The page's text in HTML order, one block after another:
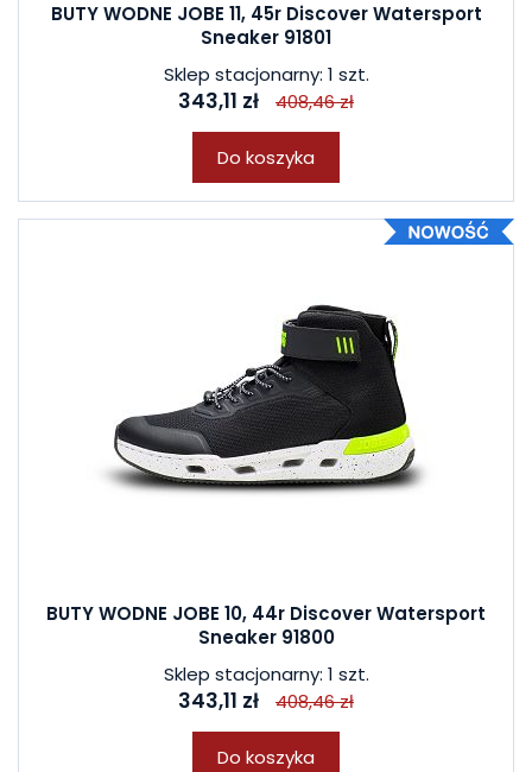
BUTY WODNE JOBE 11, 45r Discover Watersport
Sneaker 91801
Sklep stacjonarny: 1 szt.
343,11 zł 408,46 zł
Do koszyka
BUTY WODNE JOBE 10, 44r Discover Watersport
Sneaker 91800
Sklep stacjonarny: 1 szt.
343,11 zł 408,46 zł
Do koszyka